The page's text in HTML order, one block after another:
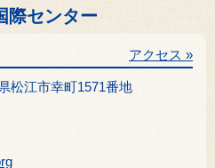
際センター
松江市幸町1571番地
アクセス »